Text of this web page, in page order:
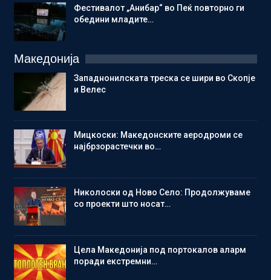
Фестивалот „Анибар“ во Пеќ повторно ги
обедини младите…
Македонија
Западнонилската треска се шири во Скопје
и Велес
Мицкоски: Македонските аеродроми се
најбрзорастечки во…
Николоски од Ново Село: Продолжуваме
со проекти што носат…
Цела Македонија под портокалов аларм
поради екстремни…